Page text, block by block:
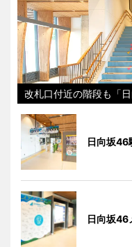
改札口付近の階段も「
日向坂46
日向坂46